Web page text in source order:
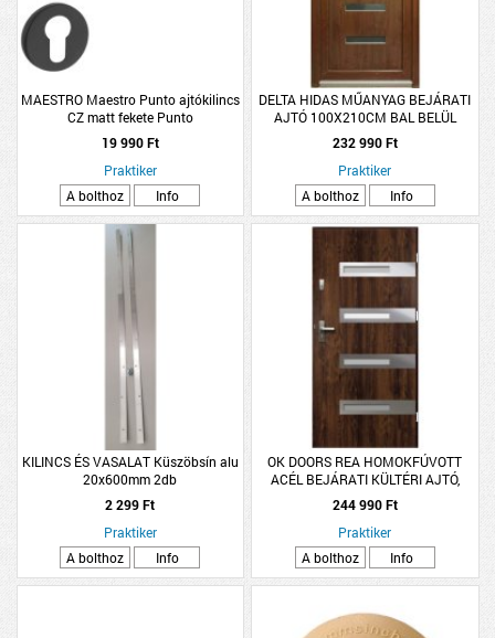
MAESTRO Maestro Punto ajtókilincs
CZ matt fekete Punto
19 990 Ft
Praktiker
A bolthoz
Info
DELTA HIDAS MŰANYAG BEJÁRATI
AJTÓ 100X210CM BAL BELÜL
FEHÉR KÍVÜL DIÓ FÓLIÁS W5K SIMA
232 990 Ft
Praktiker
A bolthoz
Info
KILINCS ÉS VASALAT Küszöbsín alu
20x600mm 2db
2 299 Ft
Praktiker
A bolthoz
Info
OK DOORS REA HOMOKFÚVOTT
ACÉL BEJÁRATI KÜLTÉRI AJTÓ,
JOBBOS SÖTÉTDIÓ SZÍNBEN
244 990 Ft
Praktiker
A bolthoz
Info